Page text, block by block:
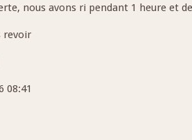
nous avons ri pendant 1 heure et
revoir
08:41